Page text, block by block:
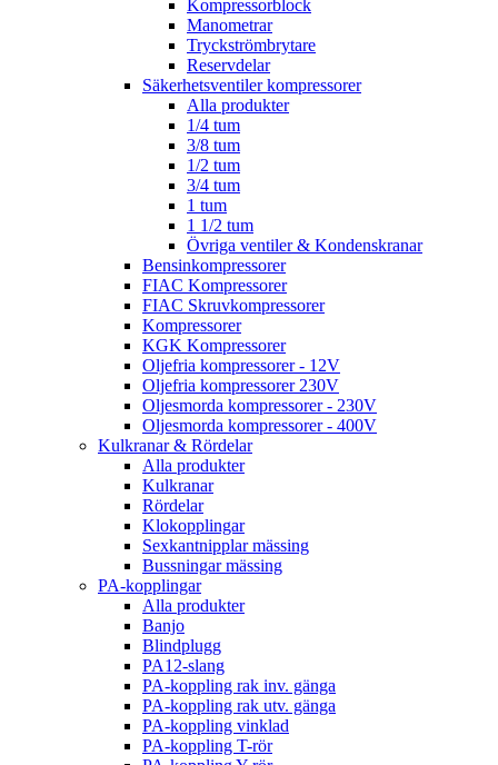
Kompressorblock
Manometrar
Tryckströmbrytare
Reservdelar
Säkerhetsventiler kompressorer
Alla produkter
1/4 tum
3/8 tum
1/2 tum
3/4 tum
1 tum
1 1/2 tum
Övriga ventiler & Kondenskranar
Bensinkompressorer
FIAC Kompressorer
FIAC Skruvkompressorer
Kompressorer
KGK Kompressorer
Oljefria kompressorer - 12V
Oljefria kompressorer 230V
Oljesmorda kompressorer - 230V
Oljesmorda kompressorer - 400V
Kulkranar & Rördelar
Alla produkter
Kulkranar
Rördelar
Klokopplingar
Sexkantnipplar mässing
Bussningar mässing
PA-kopplingar
Alla produkter
Banjo
Blindplugg
PA12-slang
PA-koppling rak inv. gänga
PA-koppling rak utv. gänga
PA-koppling vinklad
PA-koppling T-rör